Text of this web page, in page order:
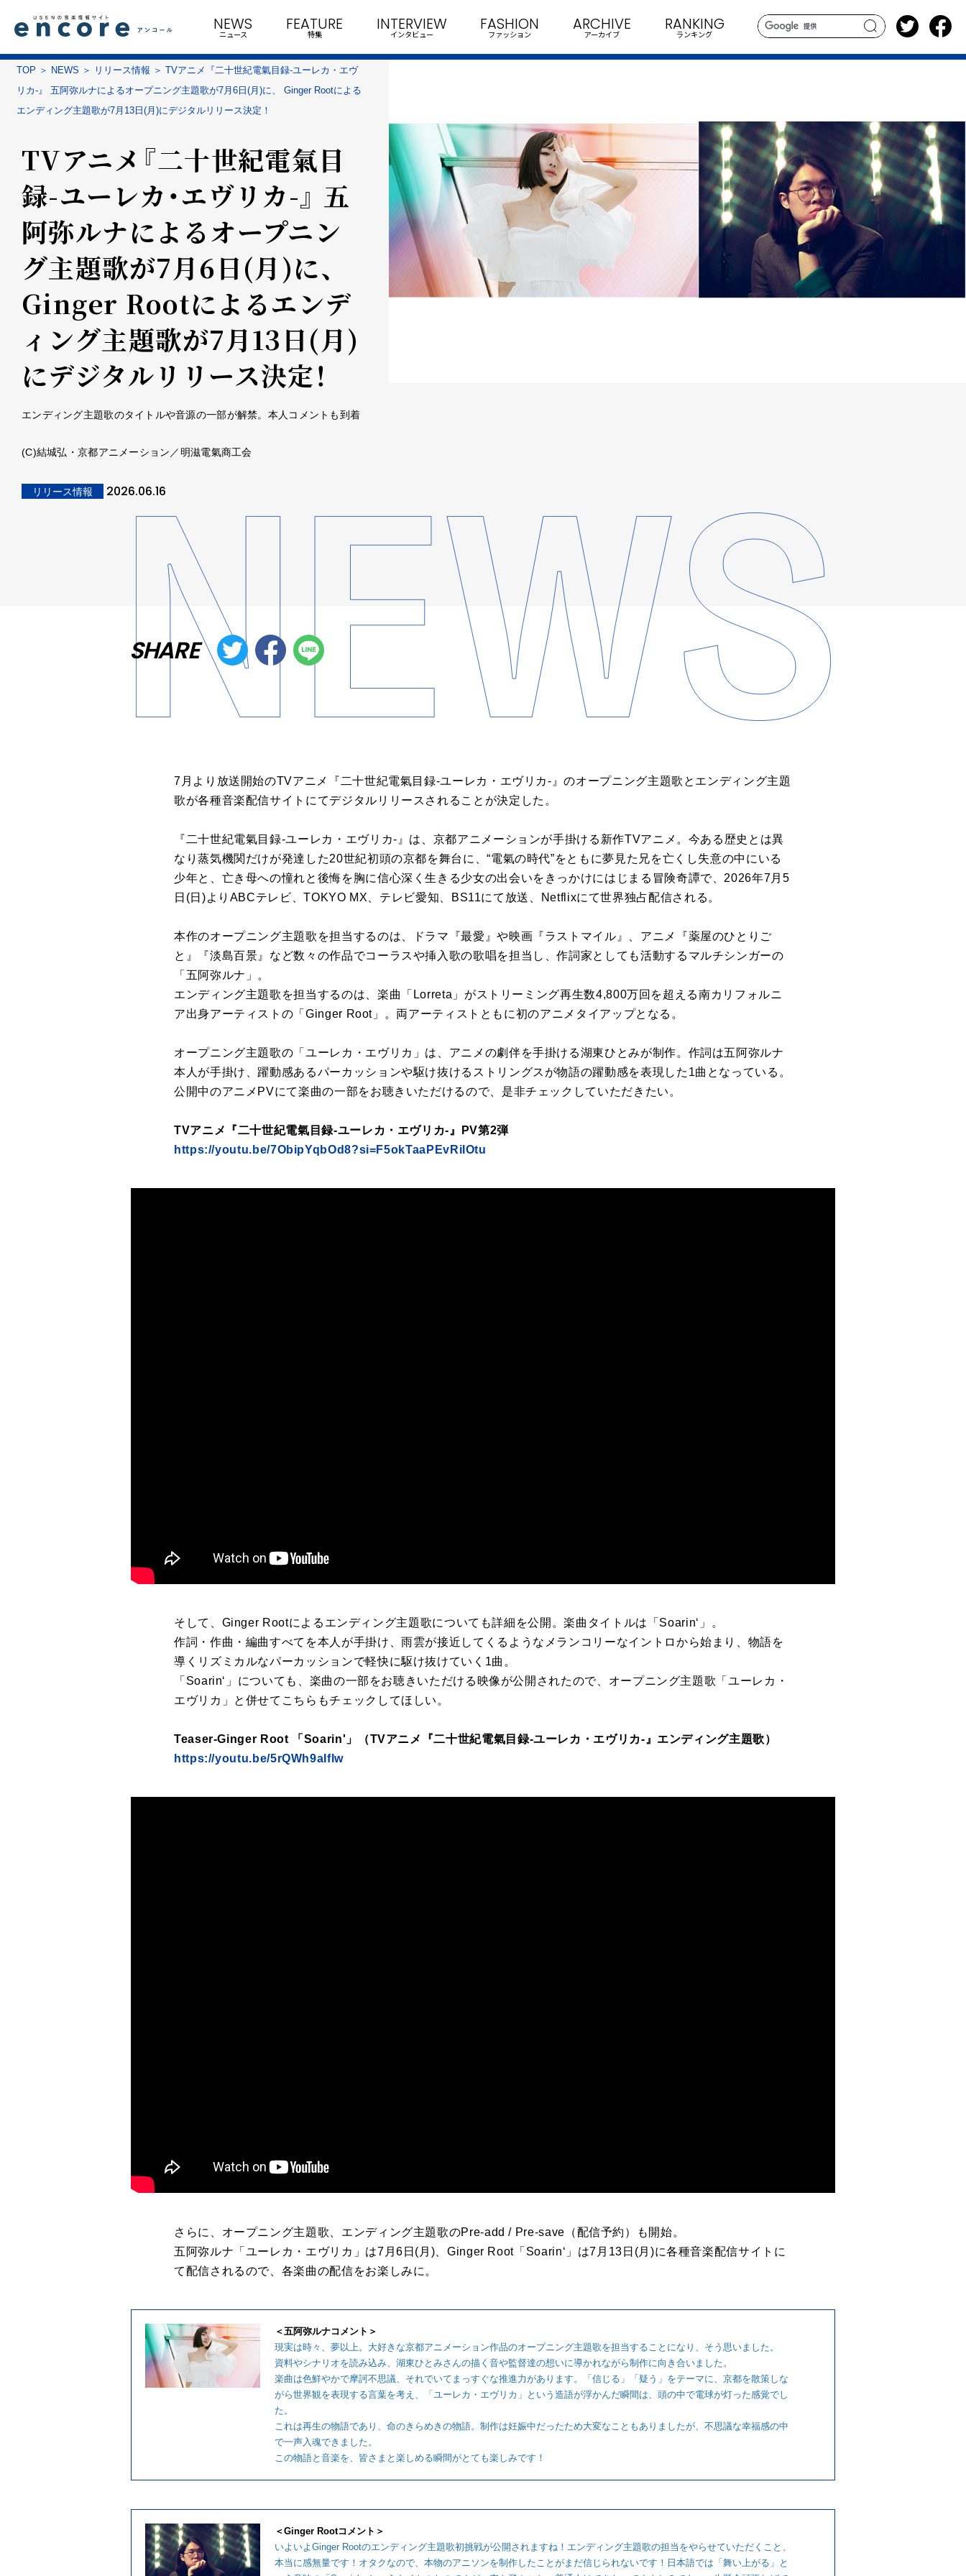
search
NEWS
ニュース
FEATURE
特集
INTERVIEW
インタビュー
FASHION
ファッション
ARCHIVE
アーカイブ
RANKING
ランキング
TOP NEWS リリース情報
TVアニメ『二十世紀電氣目録-ユーレカ・エヴ
リカ-』 五阿弥ルナによるオープニング主題歌が7月6日(月)に、 Ginger Rootによる
エンディング主題歌が7月13日(月)にデジタルリリース決定！
TVアニメ『二十世紀電氣目
録-ユーレカ・エヴリカ-』 五
阿弥ルナによるオープニン
グ主題歌が7月6日(月)に、
Ginger Rootによるエンデ
ィング主題歌が7月13日(月)
にデジタルリリース決定！
エンディング主題歌のタイトルや音源の一部が解禁。本人コメントも到着
(C)結城弘・京都アニメーション／明滋電氣商工会
リリース情報 2026.06.16
SHARE
7月より放送開始のTVアニメ『二十世紀電氣目録-ユーレカ・エヴリカ-』のオープニング主題歌とエンディング主題
歌が各種音楽配信サイトにてデジタルリリースされることが決定した。
『二十世紀電氣目録-ユーレカ・エヴリカ-』は、京都アニメーションが手掛ける新作TVアニメ。今ある歴史とは異
なり蒸気機関だけが発達した20世紀初頭の京都を舞台に、“電氣の時代”をともに夢見た兄を亡くし失意の中にいる
少年と、亡き母への憧れと後悔を胸に信心深く生きる少女の出会いをきっかけにはじまる冒険奇譚で、2026年7月5
日(日)よりABCテレビ、TOKYO MX、テレビ愛知、BS11にて放送、Netflixにて世界独占配信される。
本作のオープニング主題歌を担当するのは、ドラマ『最愛』や映画『ラストマイル』、アニメ『薬屋のひとりご
と』『淡島百景』など数々の作品でコーラスや挿入歌の歌唱を担当し、作詞家としても活動するマルチシンガーの
「五阿弥ルナ」。
エンディング主題歌を担当するのは、楽曲「Lorreta」がストリーミング再生数4,800万回を超える南カリフォルニ
ア出身アーティストの「Ginger Root」。両アーティストともに初のアニメタイアップとなる。
オープニング主題歌の「ユーレカ・エヴリカ」は、アニメの劇伴を手掛ける湖東ひとみが制作。作詞は五阿弥ルナ
本人が手掛け、躍動感あるパーカッションや駆け抜けるストリングスが物語の躍動感を表現した1曲となっている。
公開中のアニメPVにて楽曲の一部をお聴きいただけるので、是非チェックしていただきたい。
TVアニメ『二十世紀電氣目録-ユーレカ・エヴリカ-』PV第2弾
https://youtu.be/7ObipYqbOd8?si=F5okTaaPEvRiIOtu
そして、Ginger Rootによるエンディング主題歌についても詳細を公開。楽曲タイトルは「Soarin‘」。
作詞・作曲・編曲すべてを本人が手掛け、雨雲が接近してくるようなメランコリーなイントロから始まり、物語を
導くリズミカルなパーカッションで軽快に駆け抜けていく1曲。
「Soarin‘」についても、楽曲の一部をお聴きいただける映像が公開されたので、オープニング主題歌「ユーレカ・
エヴリカ」と併せてこちらもチェックしてほしい。
Teaser-Ginger Root 「Soarin'」（TVアニメ『二十世紀電氣目録-ユーレカ・エヴリカ-』エンディング主題歌）
https://youtu.be/5rQWh9aIflw
さらに、オープニング主題歌、エンディング主題歌のPre-add / Pre-save（配信予約）も開始。
五阿弥ルナ「ユーレカ・エヴリカ」は7月6日(月)、Ginger Root「Soarin‘」は7月13日(月)に各種音楽配信サイトに
て配信されるので、各楽曲の配信をお楽しみに。
＜五阿弥ルナコメント＞
現実は時々、夢以上。大好きな京都アニメーション作品のオープニング主題歌を担当することになり、そう思いました。
資料やシナリオを読み込み、湖東ひとみさんの描く音や監督達の想いに導かれながら制作に向き合いました。
楽曲は色鮮やかで摩訶不思議、それでいてまっすぐな推進力があります。「信じる」「疑う」をテーマに、京都を散策しな
がら世界観を表現する言葉を考え、「ユーレカ・エヴリカ」という造語が浮かんだ瞬間は、頭の中で電球が灯った感覚でし
た。
これは再生の物語であり、命のきらめきの物語。制作は妊娠中だったため大変なこともありましたが、不思議な幸福感の中
で一声入魂できました。
この物語と音楽を、皆さまと楽しめる瞬間がとても楽しみです！
＜Ginger Rootコメント＞
いよいよGinger Rootのエンディング主題歌初挑戦が公開されますね！エンディング主題歌の担当をやらせていただくこと、
本当に感無量です！オタクなので、本物のアニソンを制作したことがまだ信じられないです！日本語では「舞い上がる」と